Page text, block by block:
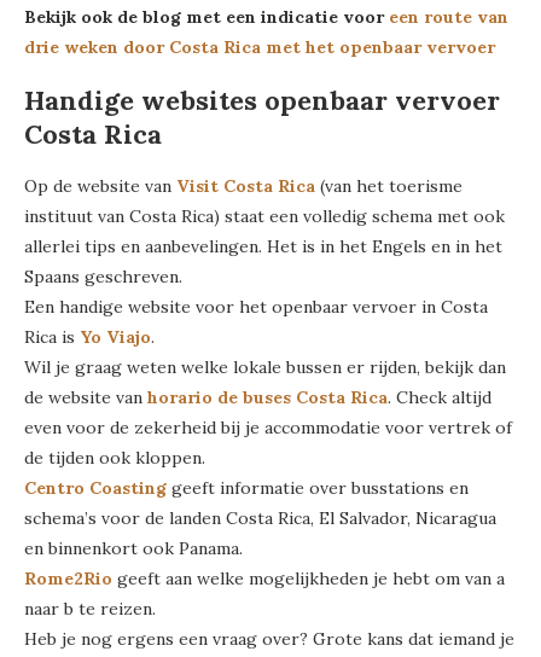
Bekijk ook de blog met een indicatie voor een route van
drie weken door Costa Rica met het openbaar vervoer
Handige websites openbaar vervoer
Costa Rica
Op de website van Visit Costa Rica (van het toerisme
instituut van Costa Rica) staat een volledig schema met ook
allerlei tips en aanbevelingen. Het is in het Engels en in het
Spaans geschreven.
Een handige website voor het openbaar vervoer in Costa
Rica is Yo Viajo.
Wil je graag weten welke lokale bussen er rijden, bekijk dan
de website van horario de buses Costa Rica. Check altijd
even voor de zekerheid bij je accommodatie voor vertrek of
de tijden ook kloppen.
Centro Coasting geeft informatie over busstations en
schema’s voor de landen Costa Rica, El Salvador, Nicaragua
en binnenkort ook Panama.
Rome2Rio geeft aan welke mogelijkheden je hebt om van a
naar b te reizen.
Heb je nog ergens een vraag over? Grote kans dat iemand je